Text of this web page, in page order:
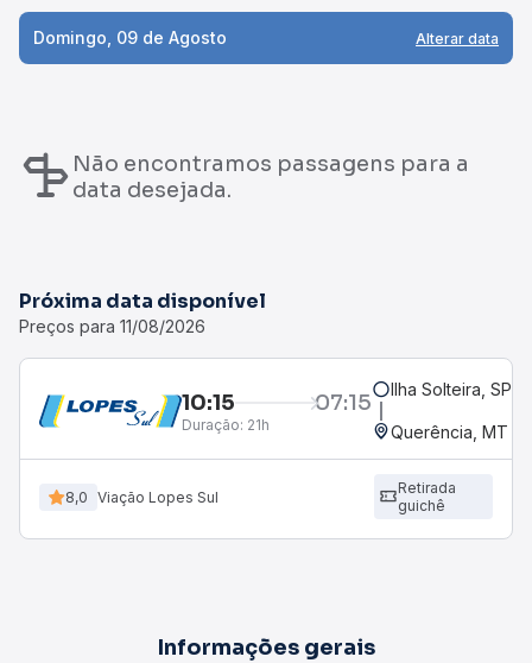
Domingo, 09 de Agosto Alterar data
Não encontramos passagens para a
data desejada.
Próxima data disponível
Preços para 11/08/2026
10:15 07:15
Duração: 21h
Ilha Solteira, SP
Querência, MT
8,0 Viação Lopes Sul
Retirada
guichê
Informações gerais